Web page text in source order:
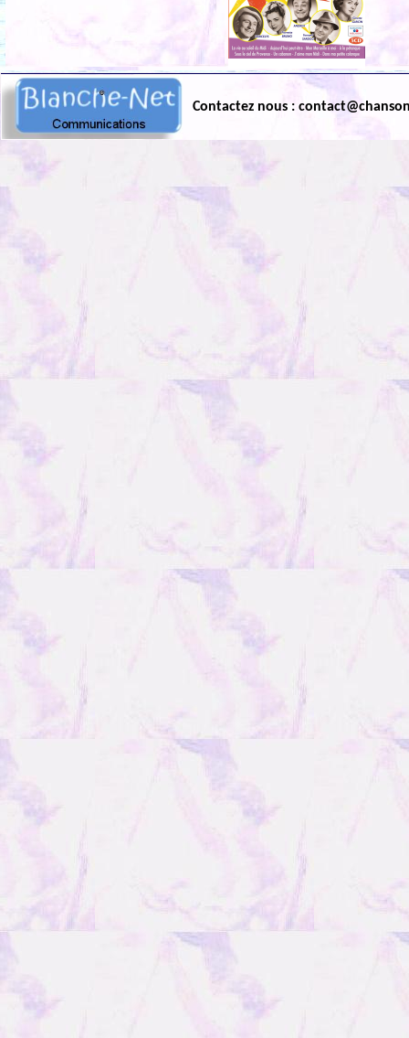
Contactez nous :